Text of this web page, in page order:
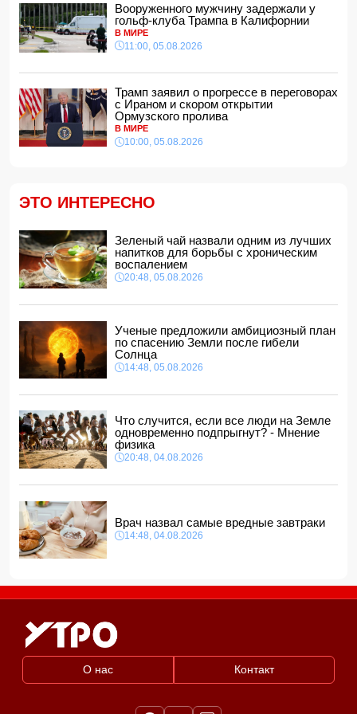
14:48, 05.08.2026
МИД России обвинил Киев в попытках усилить
эскалацию конфликта
14:34, 05.08.2026
Судья Верховного суда Азербайджана вышел на
пенсию
14:14, 05.08.2026
ЕС получил пятый транш доходов от замороженных
активов РФ и обещал передать их Киеву
14:10, 05.08.2026
В Баку на рабочем месте скоропостижно скончался
мужчина
14:04, 05.08.2026
Депутат Милли Меджлиса посетил семью шехида-
ФОТО
14:00, 05.08.2026
Прогноз погоды в Азербайджане на 6 августа
Биржевые цены на кофе в мире выросли до максимума
за полгода
12:40, 05.08.2026
Вооруженного мужчину задержали у
гольф-клуба Трампа в Калифорнии
В МИРЕ
11:00, 05.08.2026
Трамп заявил о прогрессе в переговорах
с Ираном и скором открытии
Ормузского пролива
В МИРЕ
10:00, 05.08.2026
ЭТО ИНТЕРЕСНО
Зеленый чай назвали одним из лучших
напитков для борьбы с хроническим
воспалением
20:48, 05.08.2026
Ученые предложили амбициозный план
по спасению Земли после гибели
Солнца
14:48, 05.08.2026
Что случится, если все люди на Земле
одновременно подпрыгнут? - Мнение
физика
20:48, 04.08.2026
Врач назвал самые вредные завтраки
14:48, 04.08.2026
О нас Контакт